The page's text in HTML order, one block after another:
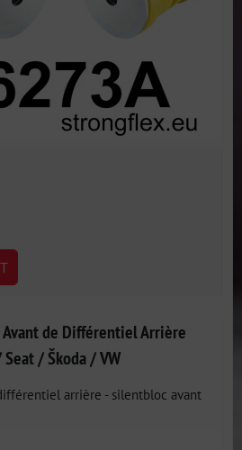
de Différentiel Arrière
/ Škoda / VW
arrière - silentbloc avant